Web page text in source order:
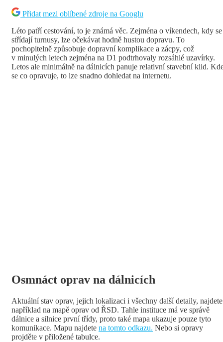
Přidat mezi oblíbené zdroje na Googlu
Léto patří cestování, to je známá věc. Zejména o víkendech, kdy se
střídají turnusy, lze očekávat hodně hustou dopravu. To
pochopitelně způsobuje dopravní komplikace a zácpy, což
v minulých letech zejména na D1 podtrhovaly rozsáhlé uzavírky.
Letos ale minimálně na dálnicích panuje relativní stavební klid.
se co opravuje, to lze snadno dohledat na internetu.
Osmnáct oprav na dálnicích
Aktuální stav oprav, jejich lokalizaci i všechny další detaily, najdete
například na mapě oprav od ŘSD. Tahle instituce má ve správě
dálnice a silnice první třídy, proto také mapa ukazuje pouze tyto
komunikace. Mapu najdete na tomto odkazu. Nebo si opravy
projděte v přiložené tabulce.